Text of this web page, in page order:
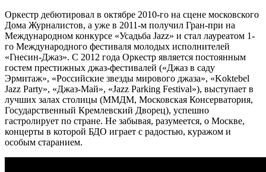
Оркестр дебютировал в октябре 2010-го на сцене московского
Дома Журналистов, а уже в 2011-м получил Гран-при на
Международном конкурсе «Усадьба Jazz» и стал лауреатом 1-
го Международного фестиваля молодых исполнителей
«Гнесин-Джаз». С 2012 года Оркестр является постоянным
гостем престижных джаз-фестивалей («Джаз в саду
Эрмитаж», «Российские звезды мирового джаза», «Koktebel
Jazz Party», «Джаз-Май», «Jazz Parking Festival»), выступает в
лучших залах столицы (ММДМ, Московская Консерватория,
Государственный Кремлевский Дворец), успешно
гастролирует по стране. Не забывая, разумеется, о Москве,
концерты в которой БДО играет с радостью, куражом и
особым старанием.